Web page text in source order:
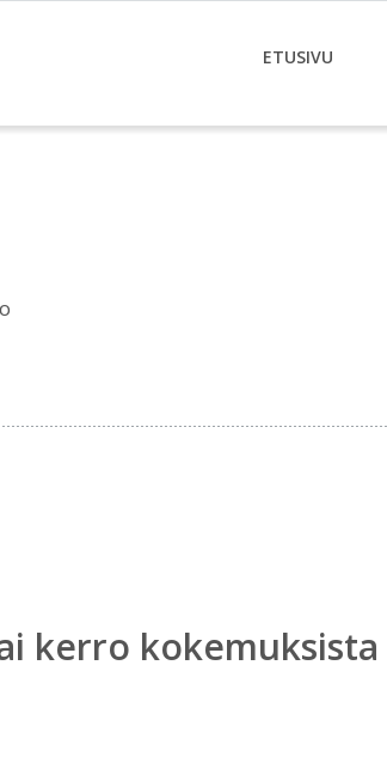
ETUSIVU
kerro kokemuksista